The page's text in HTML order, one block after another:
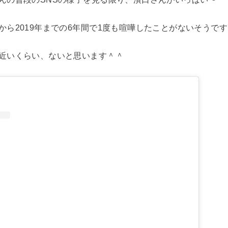
ら2019年までの6年間で1度も喧嘩したことがないそうで
いくらい、ないと思います＾＾